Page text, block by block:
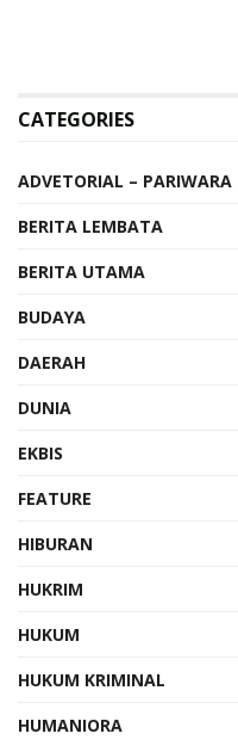
CATEGORIES
ADVETORIAL – PARIWARA
BERITA LEMBATA
BERITA UTAMA
BUDAYA
DAERAH
DUNIA
EKBIS
FEATURE
HIBURAN
HUKRIM
HUKUM
HUKUM KRIMINAL
HUMANIORA